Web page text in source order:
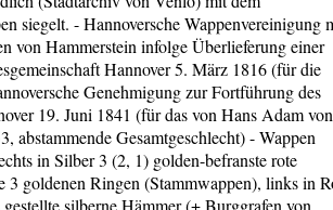
siegelt. - Hannoversche Wappenvereinigung
von Hammerstein infolge Überlieferung einer
Hannover 5. März 1816 (für die
Genehmigung zur Fortführung des
19. Juni 1841 (für das von Hans Adam von
abstammende Gesamtgeschlecht) - Wappen
in Silber 3 (2, 1) golden-befranste rote
3 goldenen Ringen (Stammwappen), links in
silberne Hämmer (+ Burggrafen von